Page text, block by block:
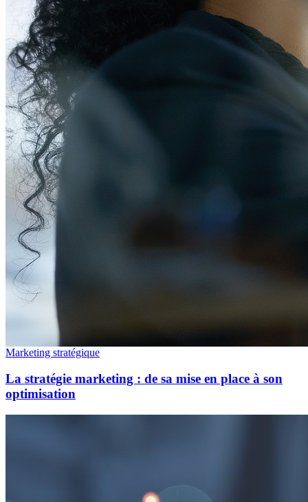
Marketing stratégique
La stratégie marketing : de sa mise en place à son
optimisation